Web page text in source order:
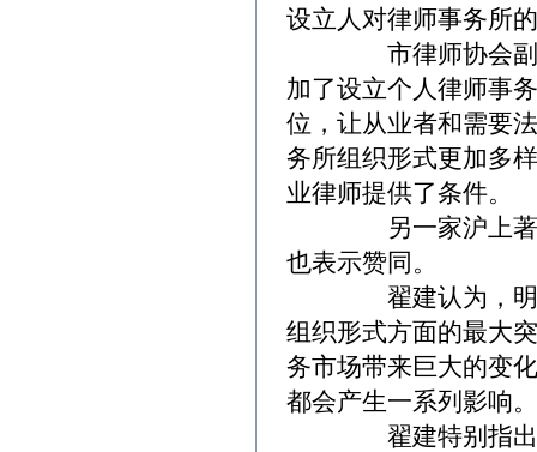
设立人对律师事务所
市律师协会副会长
加了设立个人律师事
位，让从业者和需要
务所组织形式更加多
业律师提供了条件。
另一家沪上著名的
也表示赞同。
翟建认为，明确允
组织形式方面的最大
务市场带来巨大的变
都会产生一系列影响
翟建特别指出，个